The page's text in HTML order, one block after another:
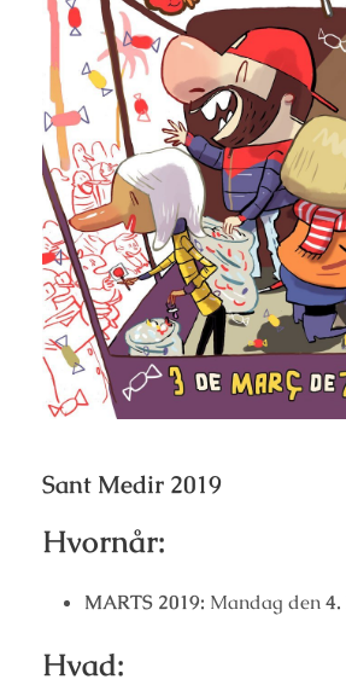
Sant Medir 2019
Hvornår:
MARTS 2019: Mandag den4.
Hvad: